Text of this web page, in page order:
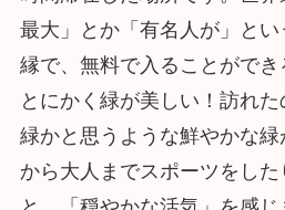
最大」とか「有名人が」と
縁で、無料で入ることができ
とにかく緑が美しい！訪れ
緑かと思うような鮮やかな
から大人までスポーツをし